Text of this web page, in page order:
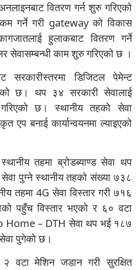
वितरण गर्न शुरु गरिएको
गर्ने गरी gateway को विकास
हुलाकबाट वितरण गर्ने
सेवासम्बन्धी काम शुरु गरिएको छ ।
सरकारीस्तरमा डिजिटल पेमेन्ट
छ। थप ३४ सरकारी सेवालाई
छ। स्थानीय तहको सेवा
एप बनाई कार्यान्वयनमा ल्याइएको
तहमा ब्रोडब्याण्ड सेवा थप
सेवा पुग्ने स्थानीय तहको संख्या ७३८
तहमा 4G सेवा विस्तार गरी ७१६
पहुँच विस्तार भएको र ६० वटा
Home – DTH सेवा थप भई १८७
पुगेको छ।
वटा मेशिन जडान गरी सुरक्षित